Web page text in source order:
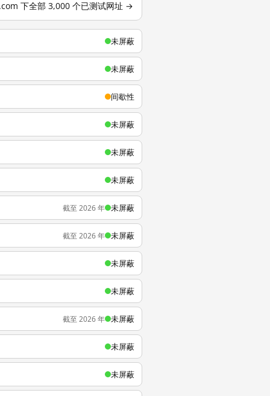
下全部 3,000 个已测试网址 →
未屏蔽
未屏蔽
间歇性
未屏蔽
未屏蔽
未屏蔽
截至 2026 年 未屏蔽
截至 2026 年 未屏蔽
未屏蔽
未屏蔽
截至 2026 年 未屏蔽
未屏蔽
未屏蔽